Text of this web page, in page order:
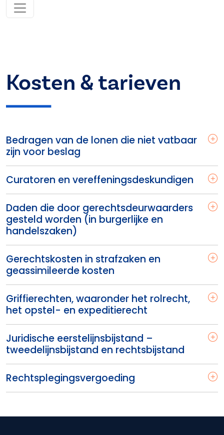
Kosten & tarieven
Bedragen van de lonen die niet vatbaar
zijn voor beslag
Curatoren en vereffeningsdeskundigen
Daden die door gerechtsdeurwaarders
gesteld worden (in burgerlijke en
handelszaken)
Gerechtskosten in strafzaken en
geassimileerde kosten
Griffierechten, waaronder het rolrecht,
het opstel- en expeditierecht
Juridische eerstelijnsbijstand –
tweedelijnsbijstand en rechtsbijstand
Rechtsplegingsvergoeding